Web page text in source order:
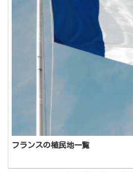
フランスの植民地一覧